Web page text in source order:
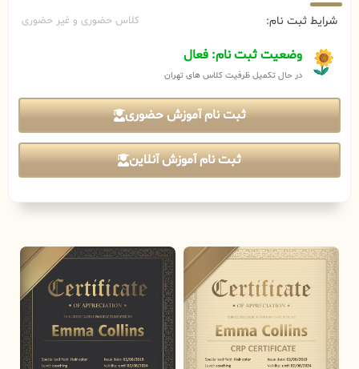
شرایط ثبت نام: کلاس حضوری و غیر حضوری
وضعیت ثبت نام: فعال
در حال تکمیل ظرفیت کلاس های تهران
ثبت نام آموزش حضوری
ثبت نام آموزش آنلاین